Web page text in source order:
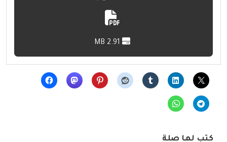
كتب لها صلة